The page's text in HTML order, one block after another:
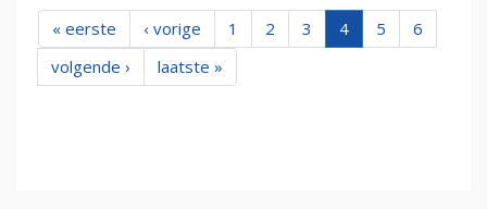
« eerste ‹ vorige 1 2 3 4 5
6
volgende ›
laatste »